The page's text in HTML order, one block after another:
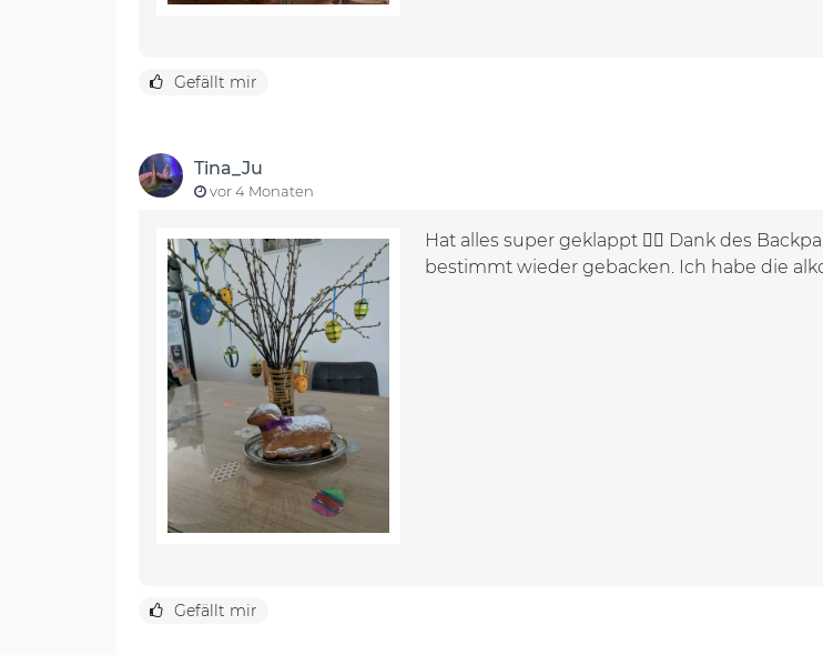
Gefällt mir
Tina_Ju
vor 4 Monaten
Hat alles super geklappt 👍🏼 Dank des
bestimmt wieder gebacken. Ich habe die
Gefällt mir